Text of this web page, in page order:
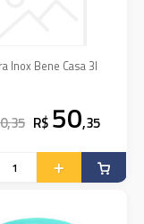
Inox Bene Casa 3l
R$ 50,35